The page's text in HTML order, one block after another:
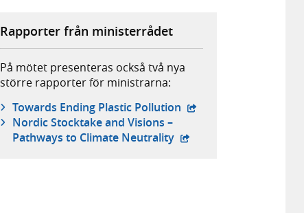
Rapporter från ministerrådet
På mötet presenteras också två nya
större rapporter för ministrarna:
Towards Ending Plastic Pollution - extern webbplats,
Nordic Stocktake and Visions –
Pathways to Climate Neutrality - extern webbplats,